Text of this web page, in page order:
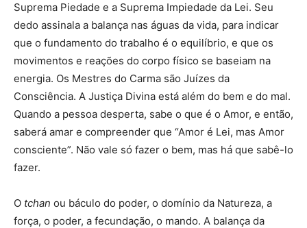
Suprema Piedade e a Suprema Impiedade da Lei. Seu
dedo assinala a balança nas águas da vida, para indicar
que o fundamento do trabalho é o equilíbrio, e que os
movimentos e reações do corpo físico se baseiam na
energia. Os Mestres do Carma são Juízes da
Consciência. A Justiça Divina está além do bem e do mal.
Quando a pessoa desperta, sabe o que é o Amor, e então,
saberá amar e compreender que “Amor é Lei, mas Amor
consciente”. Não vale só fazer o bem, mas há que sabê-lo
fazer.
O tchan ou báculo do poder, o domínio da Natureza, a
força, o poder, a fecundação, o mando. A balança da